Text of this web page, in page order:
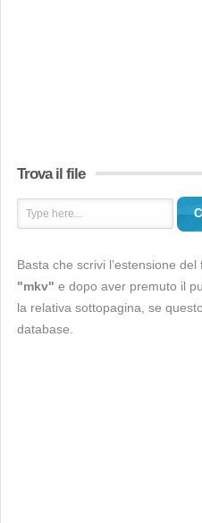
Trova il file
Basta che scrivi l’estensione
"mkv" e dopo aver premuto il
la relativa sottopagina, se
database.